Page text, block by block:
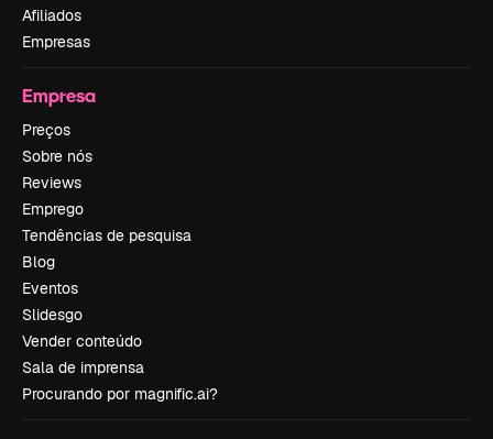
Afiliados
Empresas
Empresa
Preços
Sobre nós
Reviews
Emprego
Tendências de pesquisa
Blog
Eventos
Slidesgo
Vender conteúdo
Sala de imprensa
Procurando por magnific.ai?